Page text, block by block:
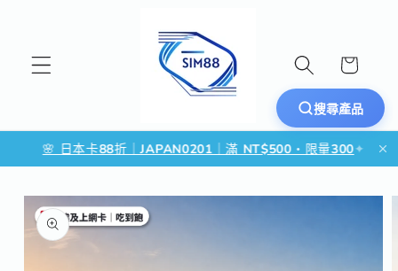
物
車
🌸 日本卡88折｜JAPAN0201｜滿 NT$500・限量300✦ 🌏
搜尋產品
略過產品資訊